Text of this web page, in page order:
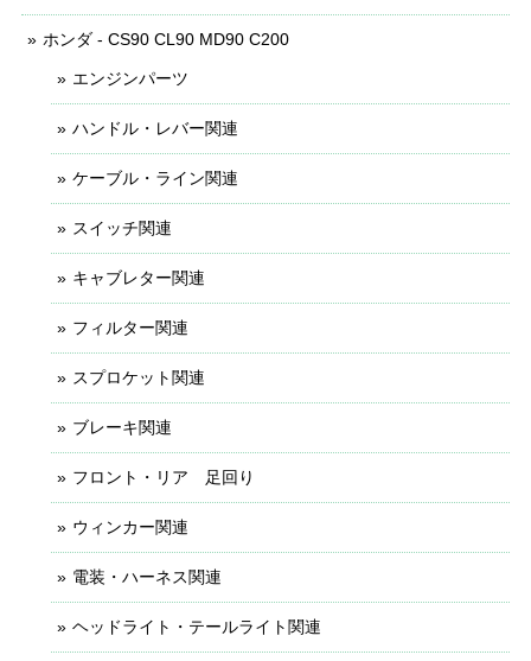
ホンダ - CS90 CL90 MD90 C200
エンジンパーツ
ハンドル・レバー関連
ケーブル・ライン関連
スイッチ関連
キャブレター関連
フィルター関連
スプロケット関連
ブレーキ関連
フロント・リア 足回り
ウィンカー関連
電装・ハーネス関連
ヘッドライト・テールライト関連